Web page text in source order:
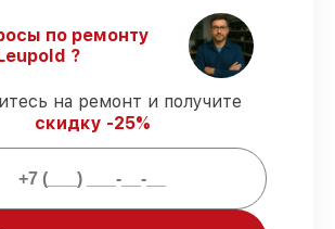
оптического прицела Leupold VX-
Side Focus CDS без задержек.
сопровождение– все
гарантией Leupold.
по ремонту
?
на ремонт и получите
скидку -25%